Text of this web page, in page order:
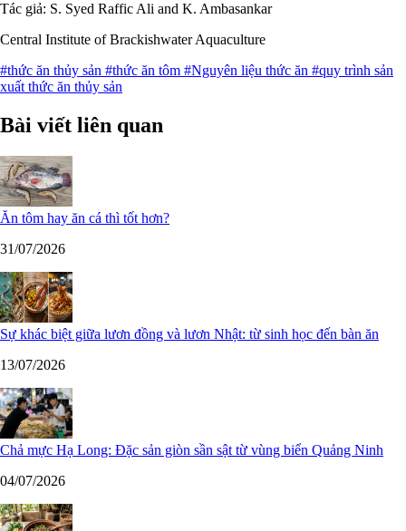
Tác giả: S. Syed Raffic Ali and K. Ambasankar
Central Institute of Brackishwater Aquaculture
#thức ăn thủy sản #thức ăn tôm #Nguyên liệu thức ăn #quy trình sản
xuất thức ăn thủy sản
Bài viết liên quan
Ăn tôm hay ăn cá thì tốt hơn?
31/07/2026
Sự khác biệt giữa lươn đồng và lươn Nhật: từ sinh học đến bàn ăn
13/07/2026
Chả mực Hạ Long: Đặc sản giòn sần sật từ vùng biển Quảng Ninh
04/07/2026